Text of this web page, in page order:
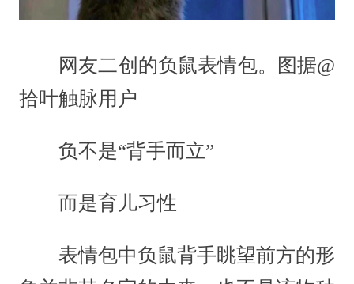
网友二创的负鼠表情包。图据@
拾叶触脉用户
负不是“背手而立”
而是育儿习性
表情包中负鼠背手眺望前方的形